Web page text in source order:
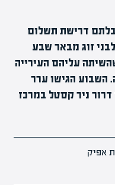
שקל וקיבלתם דרישת תשלום
לבני זוג מבאר שבע
עליהם העירייה
המכירה. השבוע הגישו ערר
ניר קסטל במרכז
אפיק